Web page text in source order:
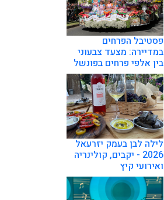
פסטיבל הפרחים
במדיירה: מצעד צבעוני
בין אלפי פרחים בפונשל
לילה לבן בעמק יזרעאל
2026 - יקבים, קולינריה
ואירועי קיץ